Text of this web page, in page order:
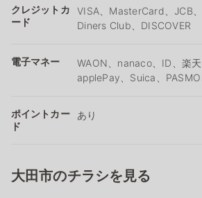
クレジットカ
ード
VISA、MasterCard、JCB
Diners Club、DISCOVER
電子マネー
WAON、nanaco、ID、楽
applePay、Suica、
ポイントカー
ド
あり
大田市のチラシを見る